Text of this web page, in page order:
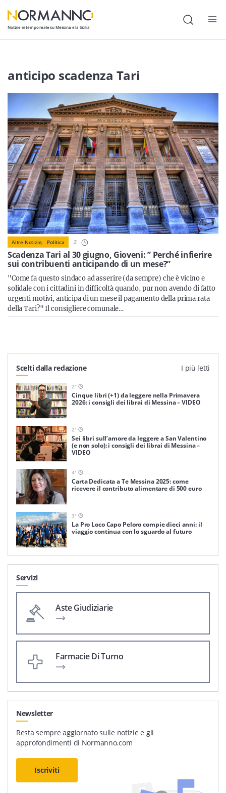
Notizie in tempo reale su Messina e la Sicilia
Attualità
Cronaca
Politica
Cultura
Lavoro
Società
Economia
Sport
Sicilia
Servizi
Iscriviti
anticipo scadenza Tari
Scadenza Tari al 30 giugno, Gioveni: ” Perché infierire
sui contribuenti anticipando di un mese?”
Altre Notizie, Politica 2'
"Come fa questo sindaco ad asserire (da sempre) che è vicino e
solidale con i cittadini in difficoltà quando, pur non avendo di fatto
urgenti motivi, anticipa di un mese il pagamento della prima rata
della Tari?" Il consigliere comunale…
Scelti dalla redazione I più letti
2'
Cinque libri (+1) da leggere nella Primavera
2026: i consigli dei librai di Messina – VIDEO
2'
Sei libri sull’amore da leggere a San Valentino
(e non solo): i consigli dei librai di Messina –
VIDEO
4'
Carta Dedicata a Te Messina 2025: come
ricevere il contributo alimentare di 500 euro
3'
La Pro Loco Capo Peloro compie dieci anni: il
viaggio continua con lo sguardo al futuro
Servizi
Aste Giudiziarie
Farmacie Di Turno
Newsletter
Resta sempre aggiornato sulle notizie e gli
approfondimenti di Normanno.com
Iscriviti